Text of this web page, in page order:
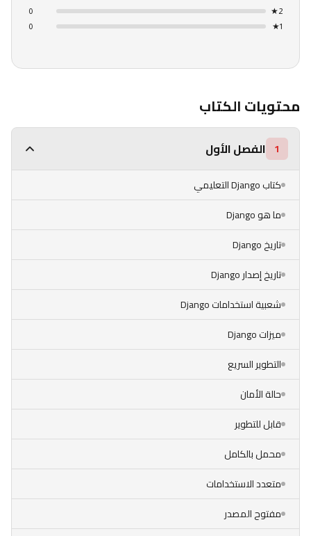
2
★
0
1
★
0
محتويات الكتاب
1 الفصل الأول
كتاب Django التعليمي
ما هو Django
تاريخ Django
تاريخ إصدار Django
شعبية استخدامات Django
ميزات Django
التطوير السريع
حالة الأمان
قابل للتطوير
محمل بالكامل
متعدد الاستخدامات
مفتوح المصدر